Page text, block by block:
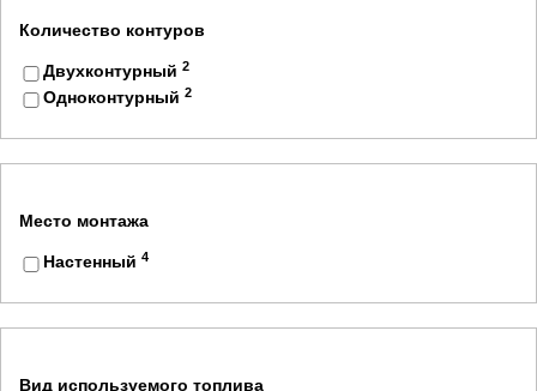
Количество контуров
Двухконтурный 2
Одноконтурный 2
Место монтажа
Настенный 4
Вид используемого топлива